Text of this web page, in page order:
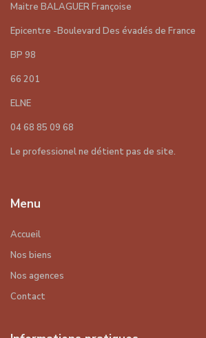
Maitre BALAGUER Françoise
Epicentre -Boulevard Des évadés de France
BP 98
66 201
ELNE
04 68 85 09 68
Le professionel ne détient pas de site.
Menu
Accueil
Nos biens
Nos agences
Contact